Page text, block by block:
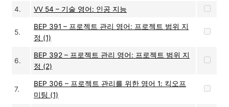
4. VV 54 – 기술 영어: 인공 지능
5.
BEP 391 – 프로젝트 관리 영어: 프로젝트 범위 지
정 (1)
6.
BEP 392 – 프로젝트 관리 영어: 프로젝트 범위 지
정 (2)
7.
BEP 306 – 프로젝트 관리를 위한 영어 1: 킥오프
미팅 (1)